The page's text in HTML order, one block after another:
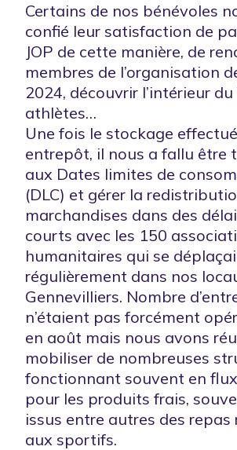
Certains de nos bénévoles
confié leur satisfaction de
JOP de cette manière, de
membres de l’organisation
2024, découvrir l’intérieur
athlètes…
Une fois le stockage
entrepôt, il nous a fallu être
aux Dates limites de
(DLC) et gérer la
marchandises dans des
courts avec les 150
humanitaires qui se
régulièrement dans nos
Gennevilliers. Nombre
n’étaient pas forcément
en août mais nous avons
mobiliser de nombreuses
fonctionnant souvent en
pour les produits frais,
issus entre autres des repas
aux sportifs.